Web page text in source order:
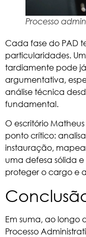
Processo
Cada fase do PAD
particularidades.
tardiamente pode
argumentativa,
análise técnica
fundamental.
O escritório
ponto crítico:
instauração,
uma defesa sólida
proteger o cargo e
Em suma, ao longo
Processo